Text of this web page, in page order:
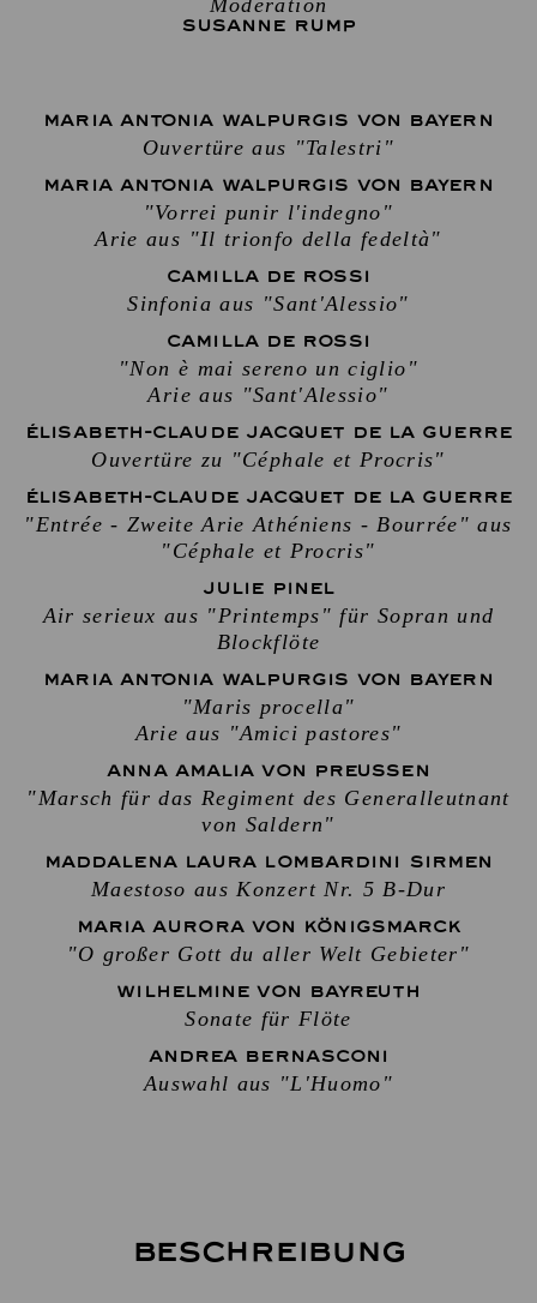
SUSANNE RUMP
MARIA ANTONIA WALPURGIS VON BAYERN
Ouvertüre aus "Talestri"
MARIA ANTONIA WALPURGIS VON BAYERN
"Vorrei punir l'indegno"
Arie aus "Il trionfo della fedeltà"
CAMILLA DE ROSSI
Sinfonia aus "Sant'Alessio"
CAMILLA DE ROSSI
"Non è mai sereno un ciglio"
Arie aus "Sant'Alessio"
ÉLISABETH-CLAUDE JACQUET DE LA GUERRE
Ouvertüre zu "Céphale et Procris"
ÉLISABETH-CLAUDE JACQUET DE LA GUERRE
"Entrée - Zweite Arie Athéniens - Bourrée" aus
"Céphale et Procris"
JULIE PINEL
Air serieux aus "Printemps" für Sopran und
Blockflöte
MARIA ANTONIA WALPURGIS VON BAYERN
"Maris procella"
Arie aus "Amici pastores"
ANNA AMALIA VON PREUSSEN
"Marsch für das Regiment des Generalleutnant
von Saldern"
MADDALENA LAURA LOMBARDINI SIRMEN
Maestoso aus Konzert Nr. 5 B-Dur
MARIA AURORA VON KÖNIGSMARCK
"O großer Gott du aller Welt Gebieter"
WILHELMINE VON BAYREUTH
Sonate für Flöte
ANDREA BERNASCONI
Auswahl aus "L'Huomo"
Beschreibung